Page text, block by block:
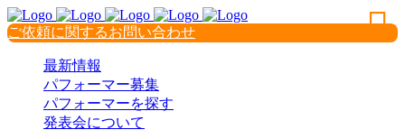
ご依頼に関するお問い合わせ
最新情報
パフォーマー募集
パフォーマーを探す
発表会について